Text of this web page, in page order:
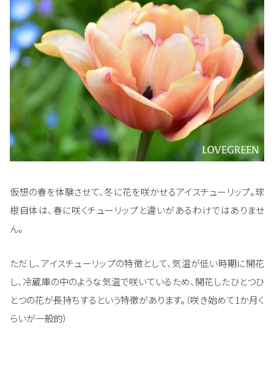
仮想の春を体験させて、冬に花を咲かせるアイスチューリップ。球
根自体は、春に咲くチューリップと違いがあるわけではありませ
ん。
ただし、アイスチューリップの特徴として、気温が低い時期に開花
し、冷蔵庫の中のような気温で咲いているため、開花したひとつひ
とつの花が長持ちするという特徴があります。（咲き始めて1か月く
らいが一般的）